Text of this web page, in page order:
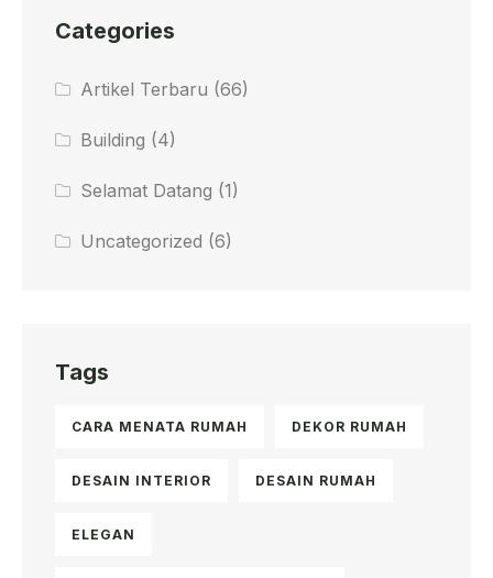
Categories
Artikel Terbaru (66)
Building (4)
Selamat Datang (1)
Uncategorized (6)
Tags
CARA MENATA RUMAH DEKOR RUMAH
DESAIN INTERIOR DESAIN RUMAH
ELEGAN